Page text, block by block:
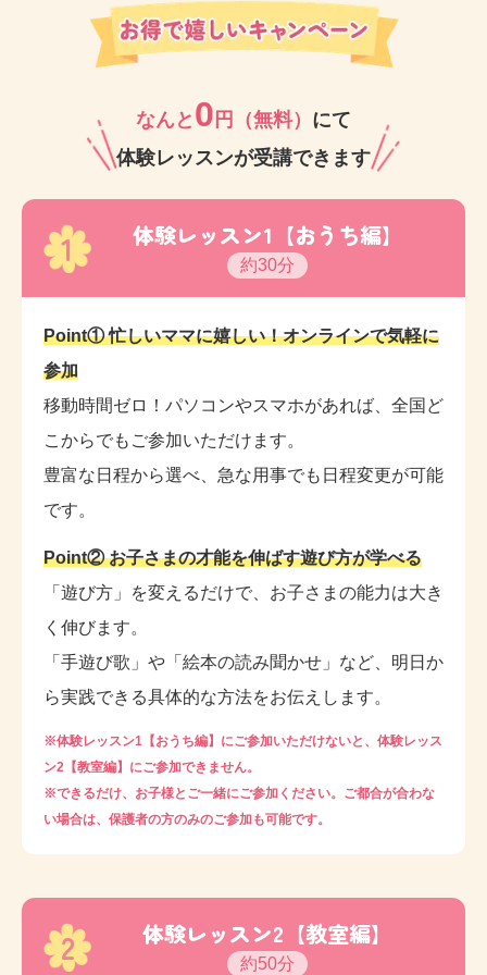
ご兄弟でのご通室や、お父さまの参加率も高いのが特
ぜひ一度体験レッスンへお越しください。お待ちして
おります。
なんと 0 円（無料） にて
体験レッスンが受講できます
1 体験レッスン1【おうち編】
約30分
Point① 忙しいママに嬉しい！オンラインで気軽に
参加
移動時間ゼロ！パソコンやスマホがあれば、全国ど
こからでもご参加いただけます。
豊富な日程から選べ、急な用事でも日程変更が可能
です。
Point② お子さまの才能を伸ばす遊び方が学べる
「遊び方」を変えるだけで、お子さまの能力は大き
く伸びます。
「手遊び歌」や「絵本の読み聞かせ」など、明日か
ら実践できる具体的な方法をお伝えします。
※体験レッスン1【おうち編】にご参加いただけないと、体験レッス
ン2【教室編】にご参加できません。
※できるだけ、お子様とご一緒にご参加ください。ご都合が合わな
い場合は、保護者の方のみのご参加も可能です。
2 体験レッスン2【教室編】
約50分